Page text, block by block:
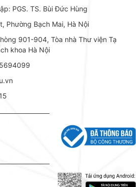
PGS. TS. Bùi Đức Hùng
Phường Bạch Mai, Hà Nội
901-904, Tòa nhà Thư viện Tạ
khoa Hà Nội